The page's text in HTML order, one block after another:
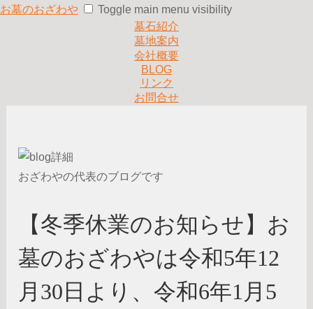
お墓のおざわや
Toggle main menu visibility
墓石紹介
墓地案内
会社概要
BLOG
リンク
お問合せ
おざわやの代表のブログです
【冬季休業のお知らせ】お
墓のおざわやは令和5年12
月30日より、令和6年1月5